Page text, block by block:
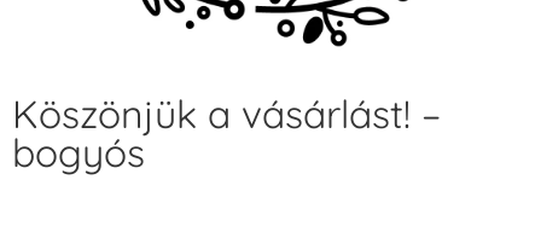
Köszönjük a vásárlást! –
bogyós